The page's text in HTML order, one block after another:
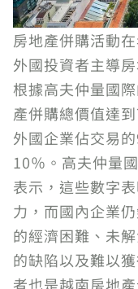
房地產併購活動
外國投資者主導
根據高夫仲量國
產併購總價值達
外國企業佔交易
10％。高夫仲量
表示，這些數字
力，而國內企業
的經濟困難、未
的缺陷以及難以
者也是越南房地